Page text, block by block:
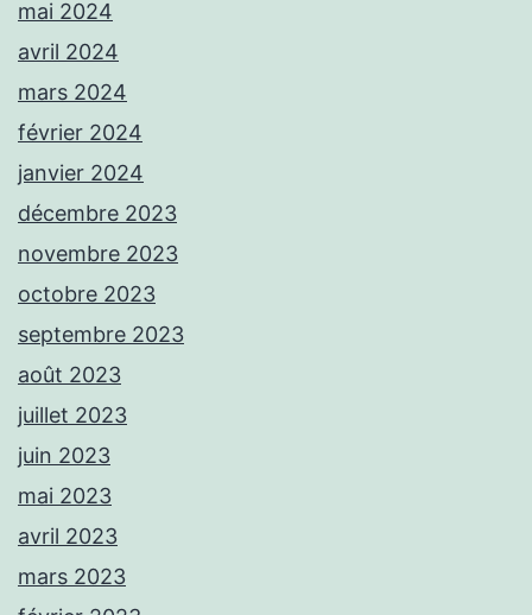
mai 2024
avril 2024
mars 2024
février 2024
janvier 2024
décembre 2023
novembre 2023
octobre 2023
septembre 2023
août 2023
juillet 2023
juin 2023
mai 2023
avril 2023
mars 2023